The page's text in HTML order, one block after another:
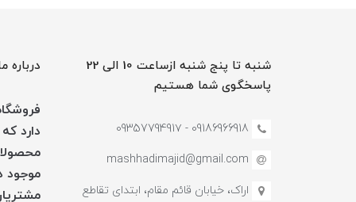
شنبه تا پنج شنبه ازساعت 10 الی 22
پاسخگوی شما هستیم
09186966918 - 0935779491۷
mashhadimajid@gmail.com
اراک، خیابان قائم مقام، ابتدای تقاطع
درباره
دارد
موجود